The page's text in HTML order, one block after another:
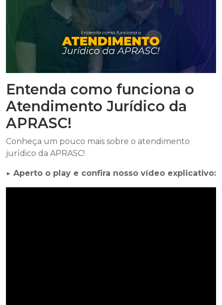
Entenda como funciona o
Atendimento Jurídico da
APRASC!
Conheça um pouco mais sobre o atendimento
jurídico da APRASC!
▶️ Aperto o play e confira nosso vídeo explicativo: